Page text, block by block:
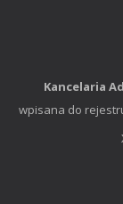
Kancelaria
wpisana do